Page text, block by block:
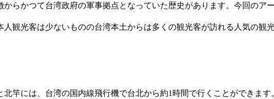
からかつて台湾政府の軍事拠点となっていた歴史があります。今回の
観光客は少ないものの台湾本土からは多くの観光客が訪れる人気の観
竿には、台湾の国内線飛行機で台北から約1時間で行くことができま